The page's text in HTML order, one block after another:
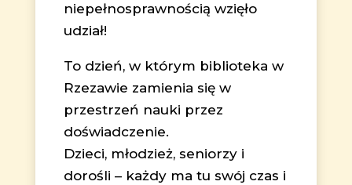
niepełnosprawnością wzięło
udział!
To dzień, w którym biblioteka w
Rzezawie zamienia się w
przestrzeń nauki przez
doświadczenie.
Dzieci, młodzież, seniorzy i
dorośli – każdy ma tu swój czas i